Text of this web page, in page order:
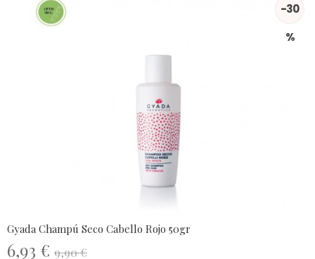
-30
%
Gyada Champú Seco Cabello Rojo 50gr
6,93 € 9,90 €